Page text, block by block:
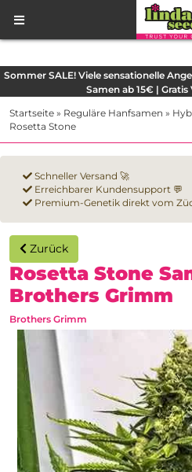
Sommer SALE! Viele sensationelle
Samen ab 15€ |
Startseite » Reguläre Hanfsamen »
Rosetta Stone
Schneller Versand 🚀
Erreichbarer Kundensupport 💬
Premium-Genetik direkt vom
Zurück
Rosetta Stone
Brothers Grimm
Brothers Grimm